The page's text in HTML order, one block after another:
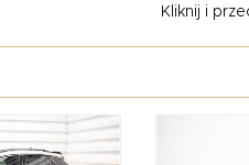
T-Roc zyskuje agresywny
świetnie komponują się z
do Twoich oczekiwań.
charakteru. To
Kliknij i